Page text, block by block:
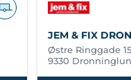
JEM & FIX
Østre Ringgade 15
9330